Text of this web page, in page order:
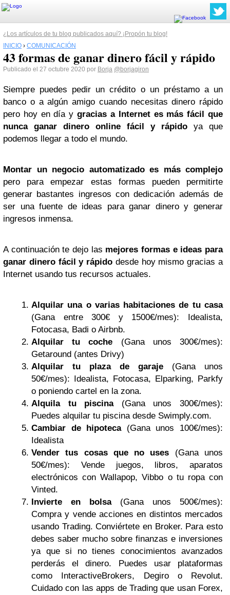
¿Los artículos de tu blog publicados aquí? ¡Propón tu blog!
INICIO › COMUNICACIÓN
43 formas de ganar dinero fácil y rápido
Publicado el 27 octubre 2020 por Borja @borjagiron
Siempre puedes pedir un crédito o un préstamo a un
banco o a algún amigo cuando necesitas dinero rápido
pero hoy en día ygracias a Internet es más fácil que
nunca ganar dinero online fácil y rápido ya que
podemos llegar a todo el mundo.
Montar un negocio automatizado es más complejo
pero para empezar estas formas pueden permitirte
generar bastantes ingresos con dedicación además de
ser una fuente de ideas para ganar dinero y generar
ingresos inmensa.
A continuación te dejo las mejores formas e ideas para
ganar dinero fácil y rápido desde hoy mismo gracias a
Internet usando tus recursos actuales.
Alquilar una o varias habitaciones de tu casa
(Gana entre 300€ y 1500€/mes): Idealista,
Fotocasa, Badi o Airbnb.
Alquilar tu coche (Gana unos 300€/mes):
Getaround (antes Drivy)
Alquilar tu plaza de garaje (Gana unos
50€/mes): Idealista, Fotocasa, Elparking, Parkfy
o poniendo cartel en la zona.
Alquila tu piscina(Gana unos 300€/mes):
Puedes alquilar tu piscina desde Swimply.com.
Cambiar de hipoteca(Gana unos 100€/mes):
Idealista
Vender tus cosas que no uses (Gana unos
50€/mes): Vende juegos, libros, aparatos
electrónicos con Wallapop, Vibbo o tu ropa con
Vinted.
Invierte en bolsa(Gana unos 500€/mes):
Compra y vende acciones en distintos mercados
usando Trading. Conviértete en Broker. Para esto
debes saber mucho sobre finanzas e inversiones
ya que si no tienes conocimientos avanzados
perderás el dinero. Puedes usar plataformas
como InteractiveBrokers, Degiro o Revolut.
Cuidado con las apps de Trading que usan Forex,